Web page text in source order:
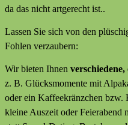
da das nicht artgerecht ist..
Lassen Sie sich von den
Fohlen verzaubern:
Wir bieten Ihnen
z. B. Glücksmomente mit
oder ein Kaffeekränzchen bzw.
kleine Auszeit oder